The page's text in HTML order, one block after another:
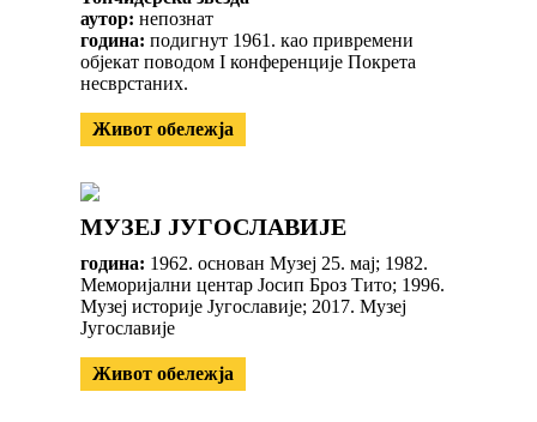
аутор: непознат
година: подигнут 1961. као привремени
објекат поводом I конференције Покрета
несврстаних.
Живот обележја
МУЗЕЈ ЈУГОСЛАВИЈЕ
година: 1962. основан Музеј 25. мај; 1982.
Меморијални центар Јосип Броз Тито; 1996.
Музеј историје Југославије; 2017. Музеј
Југославије
Живот обележја